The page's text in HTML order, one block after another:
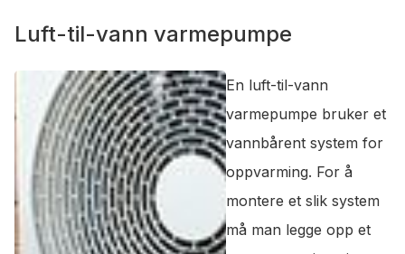
Luft-til-vann varmepumpe
En luft-til-vann
varmepumpe bruker et
vannbårent system for
oppvarming. For å
montere et slik system
må man legge opp et